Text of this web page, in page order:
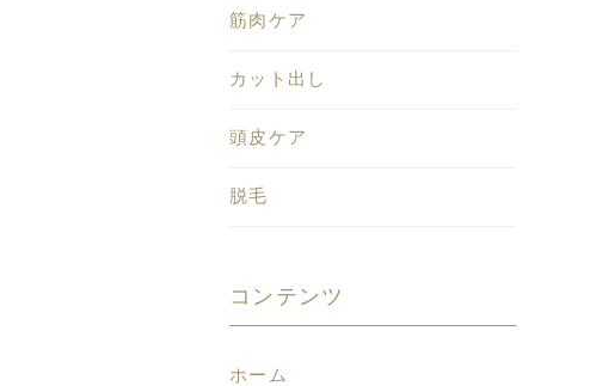
筋肉ケア
カット出し
頭皮ケア
脱毛
コンテンツ
ホーム